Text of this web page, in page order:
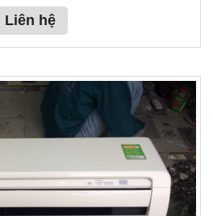
Liên hệ